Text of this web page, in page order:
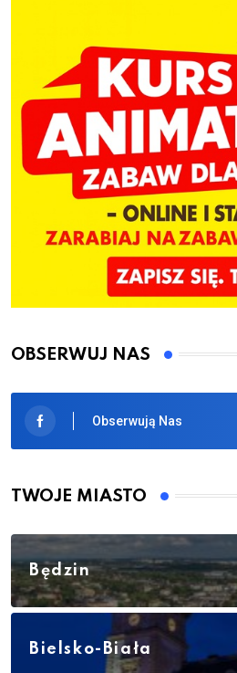
OBSERWUJ NAS
Obserwują Nas
TWOJE MIASTO
Będzin
Bielsko-Biała